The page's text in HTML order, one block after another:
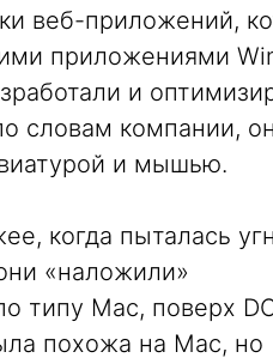
веб-приложений,
приложениями
и
словам компании, он
и мышью.
когда пыталась
«наложили»
типу Mac, поверх
похожа на Mac, но